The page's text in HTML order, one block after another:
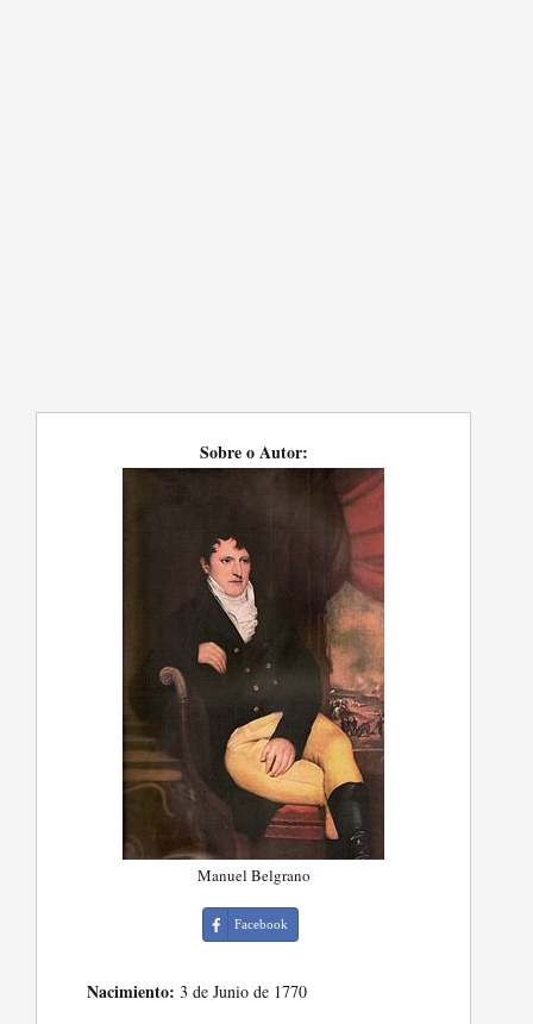
Sobre o Autor:
Manuel Belgrano
Facebook
Nacimiento: 3 de Junio de 1770